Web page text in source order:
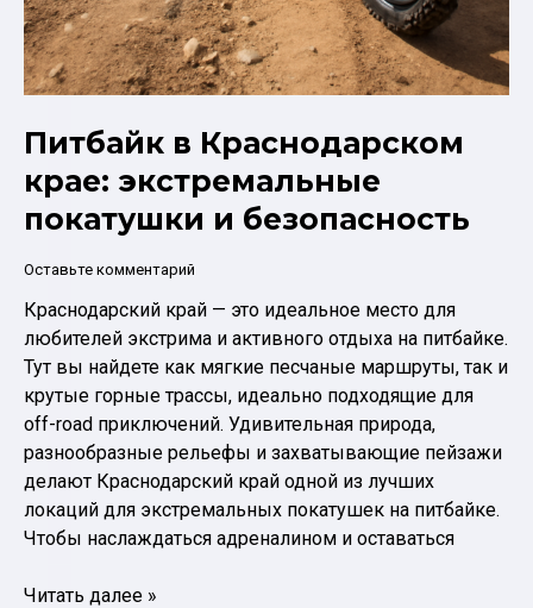
Питбайк в Краснодарском
крае: экстремальные
покатушки и безопасность
Оставьте комментарий
Краснодарский край — это идеальное место для
любителей экстрима и активного отдыха на питбайке.
Тут вы найдете как мягкие песчаные маршруты, так и
крутые горные трассы, идеально подходящие для
off-road приключений. Удивительная природа,
разнообразные рельефы и захватывающие пейзажи
делают Краснодарский край одной из лучших
локаций для экстремальных покатушек на питбайке.
Чтобы наслаждаться адреналином и оставаться
Питбайк
Читать далее »